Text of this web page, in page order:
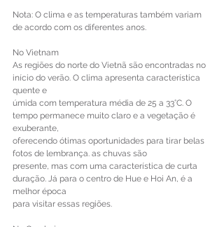
Nota: O clima e as temperaturas também variam
de acordo com os diferentes anos.
No Vietnam
As regiões do norte do Vietnã são encontradas no
início do verão. O clima apresenta característica
quente e
úmida com temperatura média de 25 a 33°C. O
tempo permanece muito claro e a vegetação é
exuberante,
oferecendo ótimas oportunidades para tirar belas
fotos de lembrança. as chuvas são
presente, mas com uma característica de curta
duração. Já para o centro de Hue e Hoi An, é a
melhor época
para visitar essas regiões.